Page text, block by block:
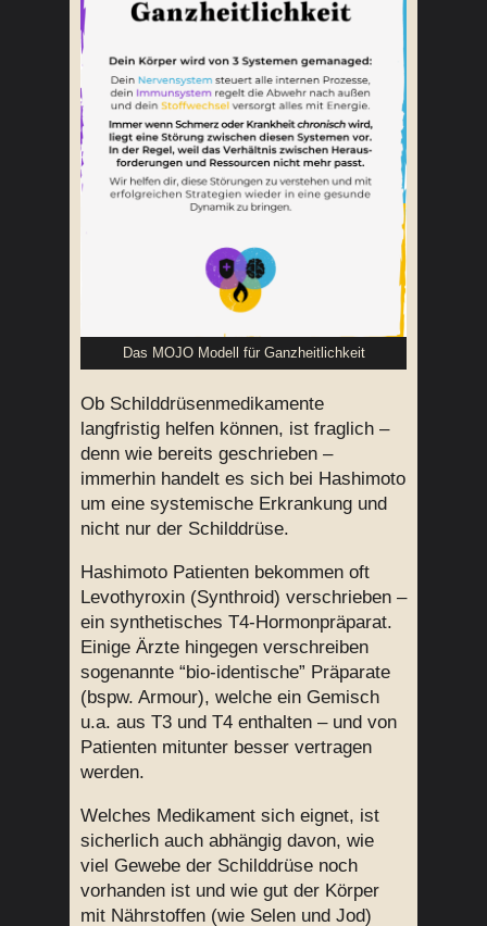
Das MOJO Modell für Ganzheitlichkeit
Ob Schilddrüsenmedikamente
langfristig helfen können, ist fraglich –
denn wie bereits geschrieben –
immerhin handelt es sich bei Hashimoto
um eine systemische Erkrankung und
nicht nur der Schilddrüse.
Hashimoto Patienten bekommen oft
Levothyroxin (Synthroid) verschrieben –
ein synthetisches T4-Hormonpräparat.
Einige Ärzte hingegen verschreiben
sogenannte “bio-identische” Präparate
(bspw. Armour), welche ein Gemisch
u.a. aus T3 und T4 enthalten – und von
Patienten mitunter besser vertragen
werden.
Welches Medikament sich eignet, ist
sicherlich auch abhängig davon, wie
viel Gewebe der Schilddrüse noch
vorhanden ist und wie gut der Körper
mit Nährstoffen (wie Selen und Jod)